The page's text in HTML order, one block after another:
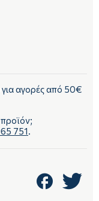
αγορές από 50€
751.